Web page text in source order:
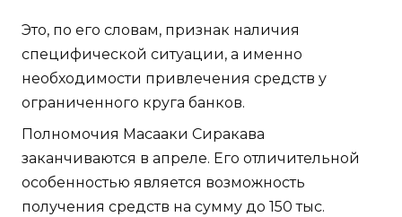
Это, по его словам, признак наличия
специфической ситуации, а именно
необходимости привлечения средств у
ограниченного круга банков.
Полномочия Масааки Сиракава
заканчиваются в апреле. Его отличительной
особенностью является возможность
получения средств на сумму до 150 тыс.